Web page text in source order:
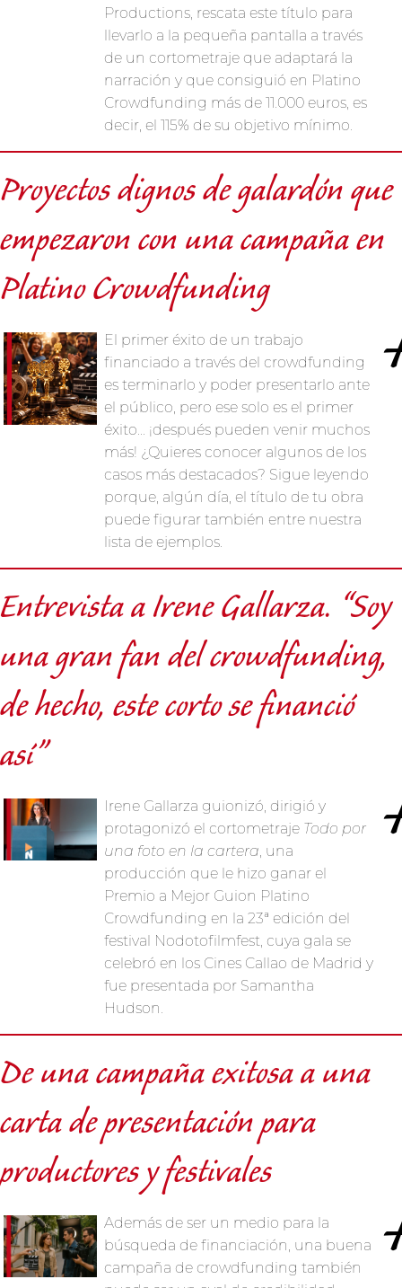
Productions, rescata este título para
llevarlo a la pequeña pantalla a través
de un cortometraje que adaptará la
narración y que consiguió en Platino
Crowdfunding más de 11.000 euros, es
decir, el 115% de su objetivo mínimo.
Proyectos dignos de galardón que
empezaron con una campaña en
Platino Crowdfunding
El primer éxito de un trabajo
financiado a través del crowdfunding
es terminarlo y poder presentarlo ante
el público, pero ese solo es el primer
éxito… ¡después pueden venir muchos
más! ¿Quieres conocer algunos de los
casos más destacados? Sigue leyendo
porque, algún día, el título de tu obra
puede figurar también entre nuestra
lista de ejemplos.
Entrevista a Irene Gallarza. “Soy
una gran fan del crowdfunding,
de hecho, este corto se financió
así”
Irene Gallarza guionizó, dirigió y
protagonizó el cortometraje Todo por
una foto en la cartera , una
producción que le hizo ganar el
Premio a Mejor Guion Platino
Crowdfunding en la 23ª edición del
festival Nodotofilmfest, cuya gala se
celebró en los Cines Callao de Madrid y
fue presentada por Samantha
Hudson.
De una campaña exitosa a una
carta de presentación para
productores y festivales
Además de ser un medio para la
búsqueda de financiación, una buena
campaña de crowdfunding también